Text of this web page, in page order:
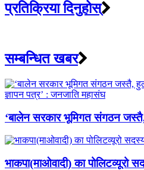
प्रतिक्रिया दिनुहोस्
सम्बन्धित खबर
‘बालेन सरकार भूमिगत संगठन जस्तै,
भाकपा(माओवादी) का पोलिटव्यूरो